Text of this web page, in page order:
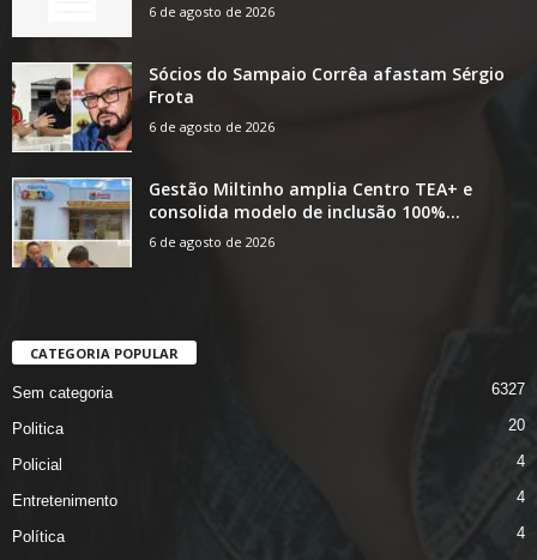
6 de agosto de 2026
Sócios do Sampaio Corrêa afastam Sérgio
Frota
6 de agosto de 2026
Gestão Miltinho amplia Centro TEA+ e
consolida modelo de inclusão 100%...
6 de agosto de 2026
CATEGORIA POPULAR
Sem categoria 6327
Politica 20
Policial 4
Entretenimento 4
Política
4